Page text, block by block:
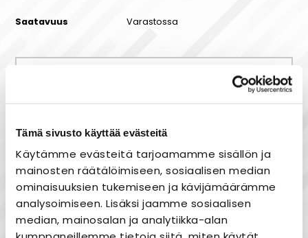
Tämä sivusto käyttää evästeitä
Käytämme evästeitä tarjoamamme sisällön ja
mainosten räätälöimiseen, sosiaalisen median
ominaisuuksien tukemiseen ja kävijämäärämme
analysoimiseen. Lisäksi jaamme sosiaalisen
median, mainosalan ja analytiikka-alan
Saatavuus Varastossa
Maksa joustavasti osissa!
Nopea toimitus
Heti varastosta
Joustavat maksutavat